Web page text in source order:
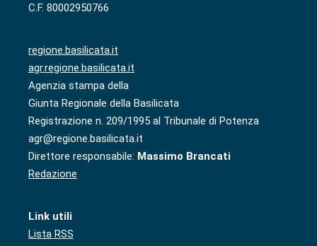
C.F. 80002950766
regione.basilicata.it
agr.regione.basilicata.it
Agenzia stampa della
Giunta Regionale della Basilicata
Registrazione n. 209/1995 al Tribunale di Potenza
agr@regione.basilicata.it
Direttore responsabile: Massimo Brancati
Redazione
Link utili
Lista RSS